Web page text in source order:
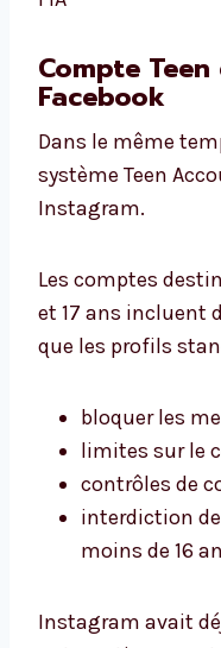
Compte
Facebook
Dans le même
système Teen
Instagram.
Les comptes
et 17 ans incluent
que les profils
bloquer les
limites sur le
contrôles de
interdiction
moins de 16
Instagram avait